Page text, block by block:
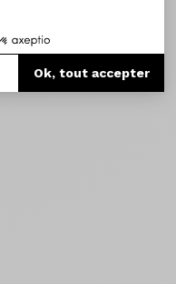
Ok, tout accepter